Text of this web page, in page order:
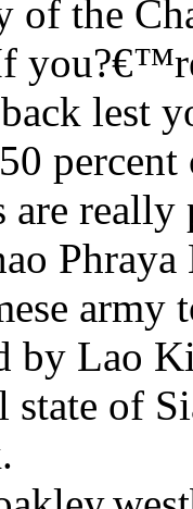
of the
lest
are
army
by Lao
state of